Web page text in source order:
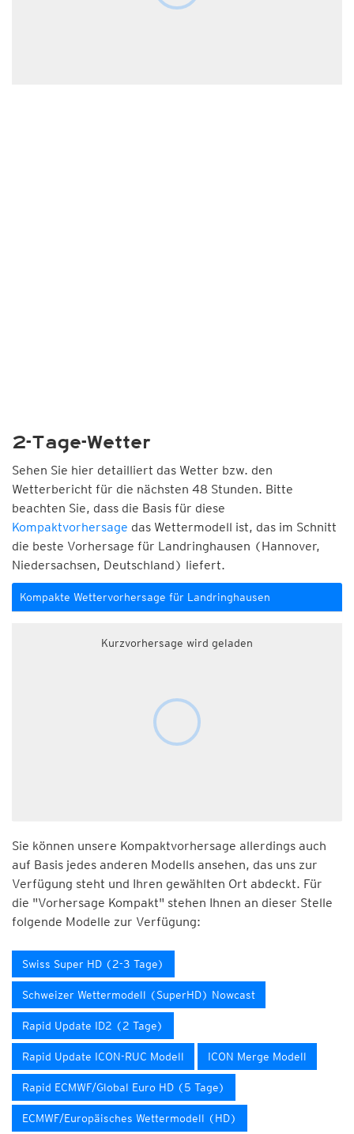
2-Tage-Wetter
Sehen Sie hier detailliert das Wetter bzw. den
Wetterbericht für die nächsten 48 Stunden. Bitte
beachten Sie, dass die Basis für diese
Kompaktvorhersage das Wettermodell ist, das im Schnitt
die beste Vorhersage für Landringhausen (Hannover,
Niedersachsen, Deutschland) liefert.
Kompakte Wettervorhersage für Landringhausen
Kurzvorhersage wird geladen
Sie können unsere Kompaktvorhersage allerdings auch
auf Basis jedes anderen Modells ansehen, das uns zur
Verfügung steht und Ihren gewählten Ort abdeckt. Für
die "Vorhersage Kompakt" stehen Ihnen an dieser Stelle
folgende Modelle zur Verfügung:
Swiss Super HD (2-3 Tage)
Schweizer Wettermodell (SuperHD) Nowcast
Rapid Update ID2 (2 Tage)
Rapid Update ICON-RUC Modell ICON Merge Modell
Rapid ECMWF/Global Euro HD (5 Tage)
ECMWF/Europäisches Wettermodell (HD)